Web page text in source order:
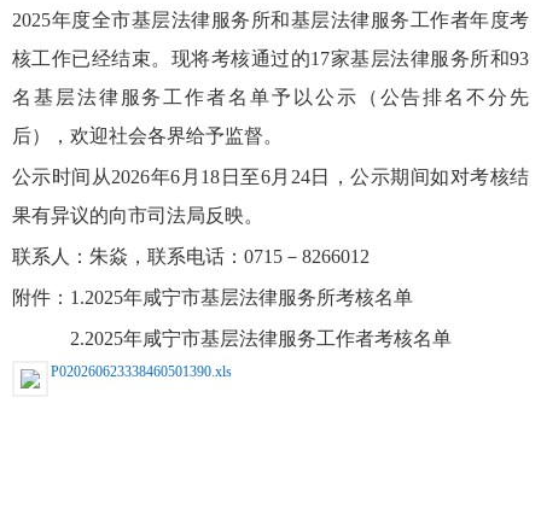
2025年度全市基层法律服务所和基层法律服务工作者年度考
核工作已经结束。现将考核通过的17家基层法律服务所和93
名基层法律服务工作者名单予以公示（公告排名不分先
后），欢迎社会各界给予监督。
公示时间从2026年6 月 18 日至6月 24日，公示期间如对考核结
果有异议的向市司法局反映。
联系人：朱焱， 联系电话： 0715－8266012
附件： 1.2025年咸宁市基层法律服务所考核名单
2.2025年咸宁市基层法律服务工作者考核名单
P020260623338460501390.xls